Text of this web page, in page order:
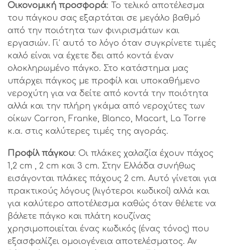
Οικονομική προσφορά: Το τελικό αποτέλεσμα
του πάγκου σας εξαρτάται σε μεγάλο βαθμό
από την ποιότητα των φινιρισμάτων και
εργασιών. Γι’ αυτό το λόγο όταν συγκρίνετε τιμές
καλό είναι να έχετε δει από κοντά έναν
ολοκληρωμένο πάγκο. Στο κατάστημα μας
υπάρχει πάγκος με προφίλ και υποκαθήμενο
νεροχύτη για να δείτε από κοντά την ποιότητα
αλλά και την πλήρη γκάμα από νεροχύτες των
οίκων Carron, Franke, Blanco, Macart, La Torre
κ.α. στις καλύτερες τιμές της αγοράς.
Προφίλ πάγκου: Οι πλάκες χαλαζία έχουν πάχος
1,2 cm , 2 cm και 3 cm. Στην Ελλάδα συνήθως
εισάγονται πλάκες πάχους 2 cm. Αυτό γίνεται για
πρακτικούς λόγους (λιγότεροι κωδικοί) αλλά και
για καλύτερο αποτέλεσμα καθώς όταν θέλετε να
βάλετε πάγκο και πλάτη κουζίνας
χρησιμοποιείται ένας κωδικός (ένας τόνος) που
εξασφαλίζει ομοιογένεια αποτελέσματος. Αν